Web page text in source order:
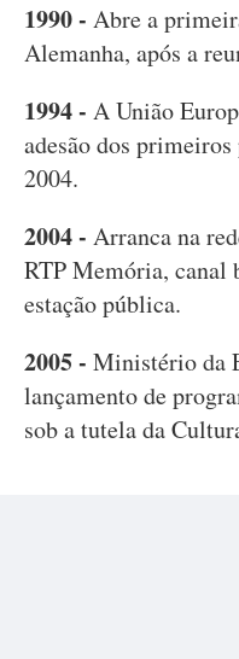
1990 - Abre a
Alemanha, após a
1994 - A União
adesão dos
2004.
2004 - Arranca na
RTP Memória, canal
estação pública.
2005 - Ministério da
lançamento de
sob a tutela da